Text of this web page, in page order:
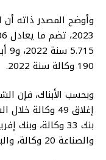
وأوضح المصدر ذاته أن
190 وكالة سنة 2022.
وبحسب الأبناك، فإن
إغلاق 49 وكالة
والصناعة 20 وكالة، والبنك الشعبي للمغرب 15 وكالة.